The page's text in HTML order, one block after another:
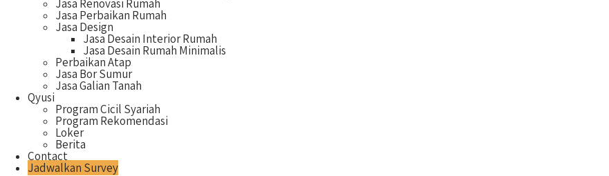
Jasa Renovasi Rumah
Jasa Perbaikan Rumah
Jasa Design
Jasa Desain Interior Rumah
Jasa Desain Rumah Minimalis
Perbaikan Atap
Jasa Bor Sumur
Jasa Galian Tanah
Qyusi
Program Cicil Syariah
Program Rekomendasi
Loker
Berita
Contact
Jadwalkan Survey